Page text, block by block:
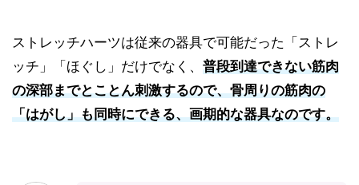
ストレッチハーツは従来の器具で可能だった「ストレ
ッチ」「ほぐし」だけでなく、 普段到達できない筋肉
の深部までとことん刺激するので、骨周りの筋肉の
「はがし」も同時にできる、画期的な器具なのです。